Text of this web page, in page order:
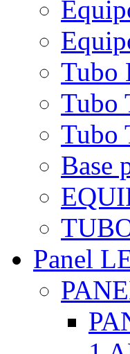
Tubo
Tubo
Tubo
Base
Panel